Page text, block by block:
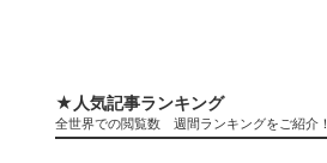
★人気記事ランキング
全世界での閲覧数 週間ランキングをご紹介！